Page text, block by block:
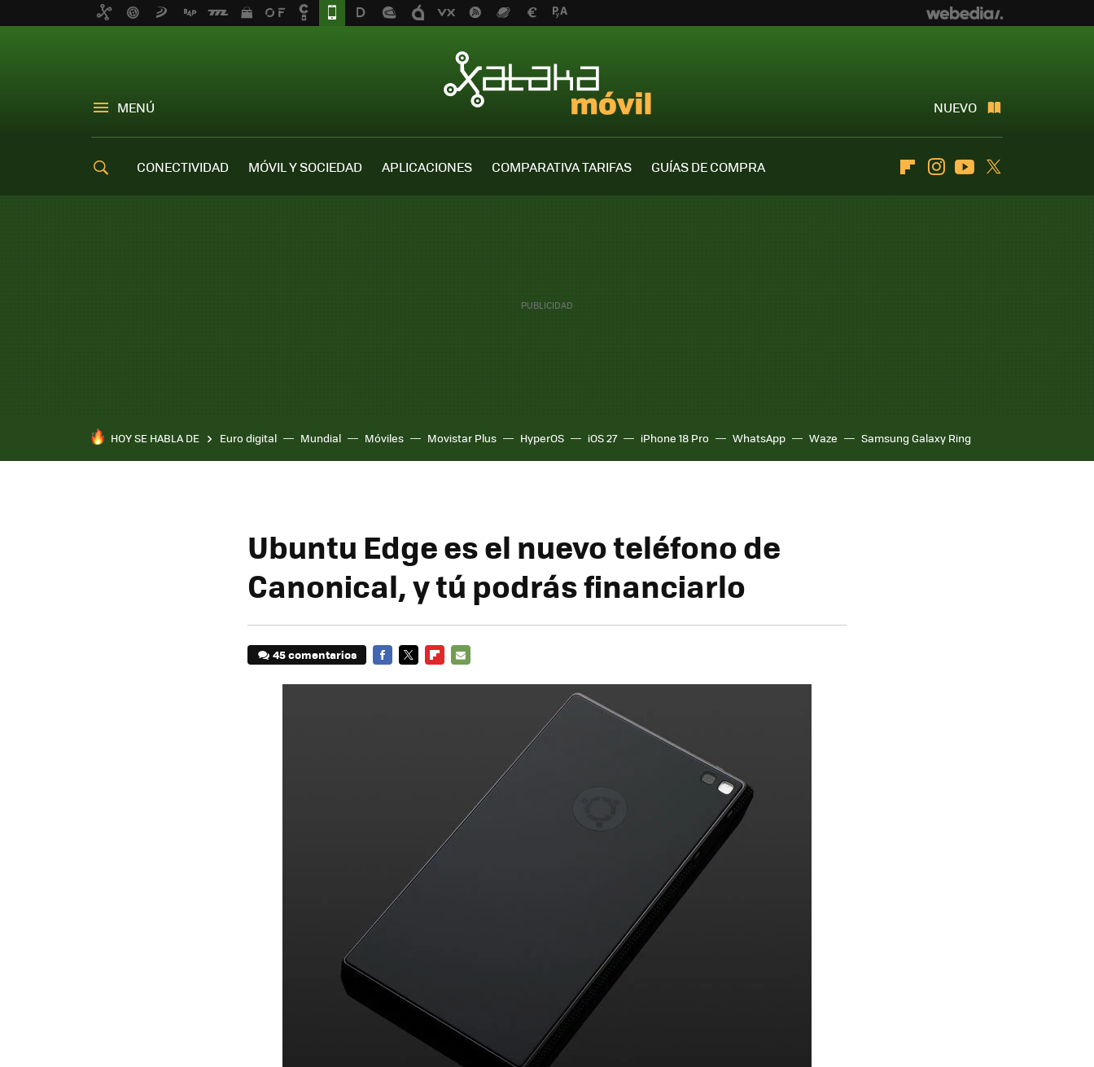
MENÚ NUEVO
CONECTIVIDAD MÓVIL Y SOCIEDAD APLICACIONES COMPARATIVA TARIFAS
GUÍAS DE COMPRA
FlipboardInstagramYoutube
HOY SE HABLA DE Euro digital Mundial Móviles Movistar Plus HyperOS iOS 27 iPhone 18 Pro WhatsApp Waze Samsung Galaxy Ring
Ubuntu Edge es el nuevo teléfono de
Canonical, y tú podrás financiarlo
45 comentarios